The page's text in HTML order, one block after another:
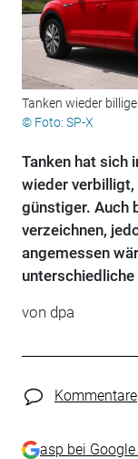
Tanken wieder
© Foto: SP-X
Tanken hat sich
wieder
günstiger. Auch
verzeichnen,
angemessen
von dpa
Kommentare
asp bei